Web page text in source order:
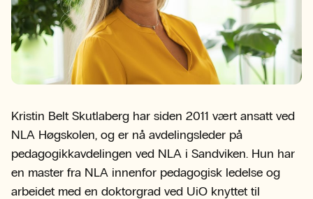
Kristin Belt Skutlaberg har siden 2011 vært ansatt ved
NLA Høgskolen, og er nå avdelingsleder på
pedagogikkavdelingen ved NLA i Sandviken. Hun har
en master fra NLA innenfor pedagogisk ledelse og
arbeidet med en doktorgrad ved UiO knyttet til